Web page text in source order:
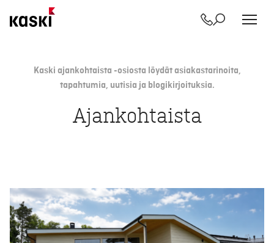
Yhteystiedot
Etsi
Kaski ajankohtaista -osiosta löydät asiakastarinoita,
tapahtumia, uutisia ja blogikirjoituksia.
Ajankohtaista